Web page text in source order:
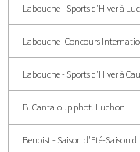
Labouche - Sports d'Hiver à
Labouche- Concours
Labouche - Sports d'Hiver à
B. Cantaloup phot. Luchon
Benoist - Saison d'Eté-Saison